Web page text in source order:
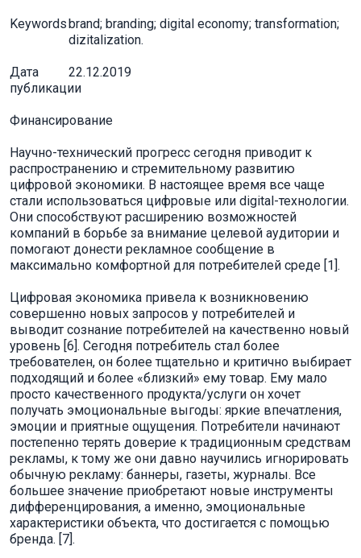
Keywordsbrand; branding; digital economy; transformation;
dizitalization.
Дата
публикации
22.12.2019
Финансирование
Научно-технический прогресс сегодня приводит к
распространению и стремительному развитию
цифровой экономики. В настоящее время все чаще
стали использоваться цифровые или digital-технологии.
Они способствуют расширению возможностей
компаний в борьбе за внимание целевой аудитории и
помогают донести рекламное сообщение в
максимально комфортной для потребителей среде [1].
Цифровая экономика привела к возникновению
совершенно новых запросов у потребителей и
выводит сознание потребителей на качественно новый
уровень [6]. Сегодня потребитель стал более
требователен, он более тщательно и критично выбирает
подходящий и более «близкий» ему товар. Ему мало
просто качественного продукта/услуги он хочет
получать эмоциональные выгоды: яркие впечатления,
эмоции и приятные ощущения. Потребители начинают
постепенно терять доверие к традиционным средствам
рекламы, к тому же они давно научились игнорировать
обычную рекламу: баннеры, газеты, журналы. Все
большее значение приобретают новые инструменты
дифференцирования, а именно, эмоциональные
характеристики объекта, что достигается с помощью
бренда. [7].